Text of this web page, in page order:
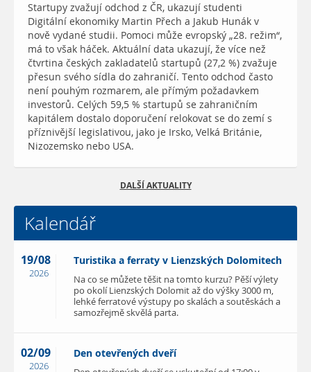
Startupy zvažují odchod z ČR, ukazují studenti
Digitální ekonomiky Martin Přech a Jakub Hunák v
nově vydané studii. Pomoci může evropský „28. režim“,
má to však háček. Aktuální data ukazují, že více než
čtvrtina českých zakladatelů startupů (27,2 %) zvažuje
přesun svého sídla do zahraničí. Tento odchod často
není pouhým rozmarem, ale přímým požadavkem
investorů. Celých 59,5 % startupů se zahraničním
kapitálem dostalo doporučení relokovat se do zemí s
příznivější legislativou, jako je Irsko, Velká Británie,
Nizozemsko nebo USA.
DALŠÍ AKTUALITY
Kalendář
19/08
2026
Turistika a ferraty v Lienzských Dolomitech
Na co se můžete těšit na tomto kurzu? Pěší výlety
po okolí Lienzských Dolomit až do výšky 3000 m,
lehké ferratové výstupy po skalách a soutěskách a
samozřejmě skvělá parta.
02/09
2026
Den otevřených dveří